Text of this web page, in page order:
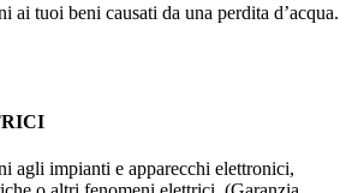
ai tuoi beni causati da una perdita d’acqua.
agli impianti e apparecchi elettronici,